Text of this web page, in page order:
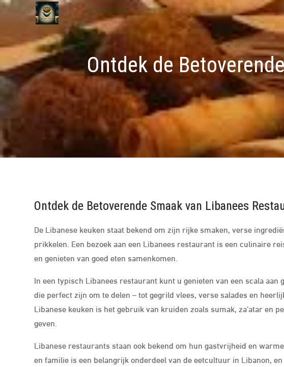
Naar
gaan
Ontdek de
Ontdek de Betoverende Smaak van Libanees
De Libanese keuken staat bekend om zijn rijke smaken, verse
prikkelen. Een bezoek aan een Libanees restaurant is een culinaire
en genieten van goed eten samenkomen.
In een typisch Libanees restaurant kunt u genieten van een scala
die perfect zijn om te delen – tot gegrild vlees, verse salades en
Libanese keuken is het gebruik van kruiden zoals sumak, za’atar en
geven.
Libanese restaurants staan ook bekend om hun gastvrijheid en
en familie is een belangrijk onderdeel van de eetcultuur in Libanon,